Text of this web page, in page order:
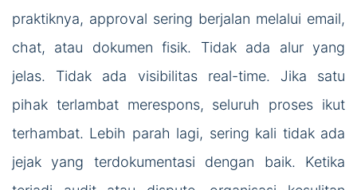
praktiknya, approval sering berjalan melalui email,
chat, atau dokumen fisik. Tidak ada alur yang
jelas. Tidak ada visibilitas real-time. Jika satu
pihak terlambat merespons, seluruh proses ikut
terhambat. Lebih parah lagi, sering kali tidak ada
jejak yang terdokumentasi dengan baik. Ketika